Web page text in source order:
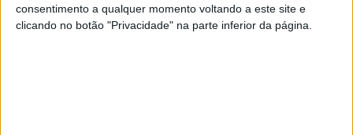
consentimento a qualquer momento voltando a este site e
clicando no botão "Privacidade" na parte inferior da página.
LEAVE A COMMENT